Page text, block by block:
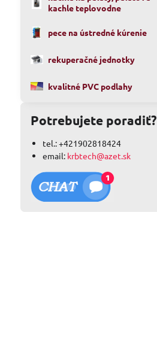
kachle teplovodne
pece na ústredné kúrenie
rekuperačné jednotky
kvalitné PVC podlahy
Potrebujete poradiť?
tel.: +421902818424
email: krbtech@azet.sk